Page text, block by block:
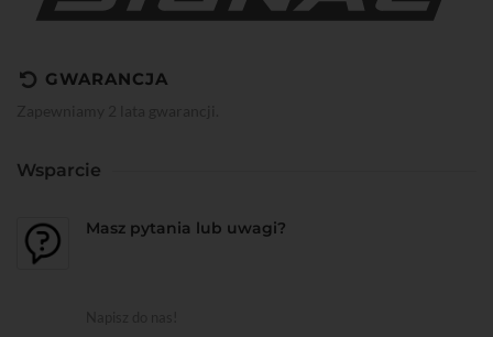
GWARANCJA
Wsparcie
Masz pytania lub uwagi?